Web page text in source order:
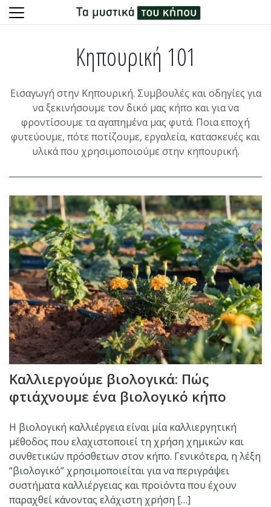
Κηπουρική 101
Εισαγωγή στην Κηπουρική. Συμβουλές και οδηγίες για
να ξεκινήσουμε τον δικό μας κήπο και για να
φροντίσουμε τα αγαπημένα μας φυτά. Ποια εποχή
φυτεύουμε, πότε ποτίζουμε, εργαλεία, κατασκευές και
υλικά που χρησιμοποιούμε στην κηπουρική.
Καλλιεργούμε βιολογικά: Πώς
φτιάχνουμε ένα βιολογικό κήπο
Η βιολογική καλλιέργεια είναι μία καλλιεργητική
μέθοδος που ελαχιστοποιεί τη χρήση χημικών και
συνθετικών πρόσθετων στον κήπo. Γενικότερα, η λέξη
“βιολογικό” χρησιμοποιείται για να περιγράψει
συστήματα καλλιέργειας και προϊόντα που έχουν
παραχθεί κάνοντας ελάχιστη χρήση […]